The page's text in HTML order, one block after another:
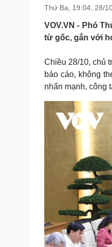
Pháp luật
Vụ án
Tư vấn luật
Dinh dưỡng - món
Cây thuốc
Sản phụ khoa
Làm đẹp - giảm cân
Phòng mạch online
Ăn sạch sống khỏe
Cải chính
Thứ Ba, 19:04, 28/
VOV.VN - Phó
từ gốc, gắn với
Chiều 28/10, chủ
báo cáo, không
nhấn mạnh, công